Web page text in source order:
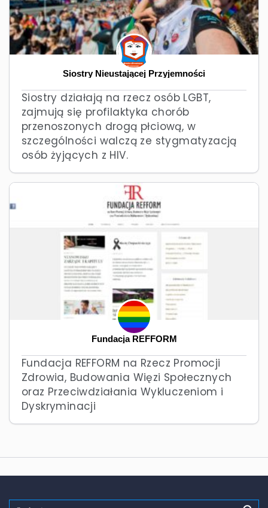
Siostry Nieustającej Przyjemności
Siostry działają na rzecz osób LGBT,
zajmują się profilaktyka chorób
przenoszonych drogą płciową, w
szczególności walczą ze stygmatyzacją
osób żyjących z HIV.
Fundacja REFFORM
Fundacja REFFORM na Rzecz Promocji
Zdrowia, Budowania Więzi Społecznych
oraz Przeciwdziałania Wykluczeniom i
Dyskryminacji